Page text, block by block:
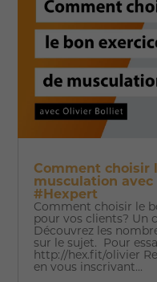
Comment choisir
musculation
#Hexpert
Comment choisir le
pour vos clients? Un
Découvrez les
sur le sujet. Pour
http://hex.fit/olivier
en vous inscrivant...